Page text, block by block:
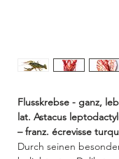
Flusskrebse - ganz,
lat. Astacus
– franz. écrevisse
Durch seinen